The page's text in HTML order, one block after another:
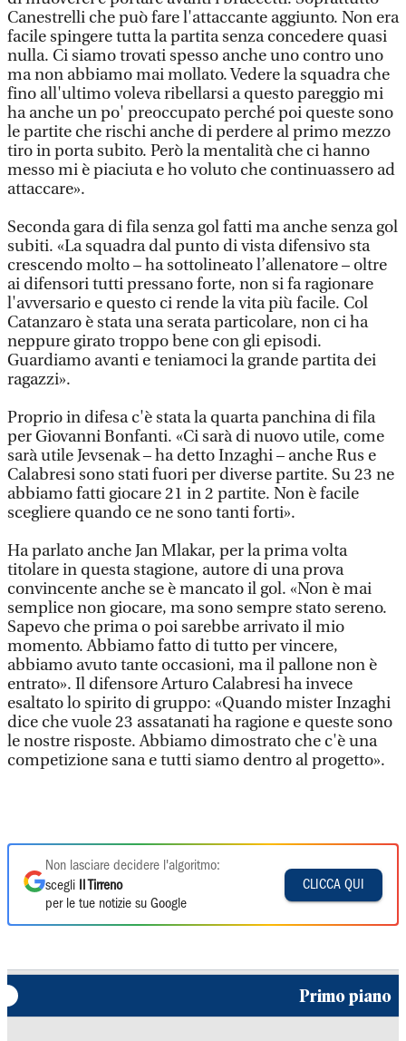
Canestrelli che può fare l'attaccante aggiunto. Non era
facile spingere tutta la partita senza concedere quasi
nulla. Ci siamo trovati spesso anche uno contro uno
ma non abbiamo mai mollato. Vedere la squadra che
fino all'ultimo voleva ribellarsi a questo pareggio mi
ha anche un po' preoccupato perché poi queste sono
le partite che rischi anche di perdere al primo mezzo
tiro in porta subito. Però la mentalità che ci hanno
messo mi è piaciuta e ho voluto che continuassero ad
attaccare».
Seconda gara di fila senza gol fatti ma anche senza gol
subiti. «La squadra dal punto di vista difensivo sta
crescendo molto – ha sottolineato l’allenatore – oltre
ai difensori tutti pressano forte, non si fa ragionare
l'avversario e questo ci rende la vita più facile. Col
Catanzaro è stata una serata particolare, non ci ha
neppure girato troppo bene con gli episodi.
Guardiamo avanti e teniamoci la grande partita dei
ragazzi».
Proprio in difesa c'è stata la quarta panchina di fila
per Giovanni Bonfanti. «Ci sarà di nuovo utile, come
sarà utile Jevsenak – ha detto Inzaghi – anche Rus e
Calabresi sono stati fuori per diverse partite. Su 23 ne
abbiamo fatti giocare 21 in 2 partite. Non è facile
scegliere quando ce ne sono tanti forti».
Ha parlato anche Jan Mlakar, per la prima volta
titolare in questa stagione, autore di una prova
convincente anche se è mancato il gol. «Non è mai
semplice non giocare, ma sono sempre stato sereno.
Sapevo che prima o poi sarebbe arrivato il mio
momento. Abbiamo fatto di tutto per vincere,
abbiamo avuto tante occasioni, ma il pallone non è
entrato». Il difensore Arturo Calabresi ha invece
esaltato lo spirito di gruppo: «Quando mister Inzaghi
dice che vuole 23 assatanati ha ragione e queste sono
le nostre risposte. Abbiamo dimostrato che c'è una
competizione sana e tutti siamo dentro al progetto».
Non lasciare decidere l'algoritmo:
scegli
Il Tirreno
per le tue notizie su Google
CLICCA QUI
Primo piano